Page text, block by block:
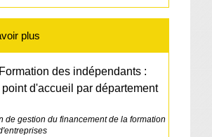
plus
des indépendants :
d'accueil par département
de gestion du financement de la formation